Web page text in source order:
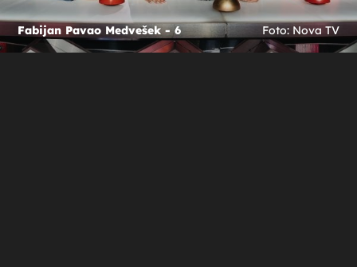
Fabijan Pavao Medvešek - 6 Foto: Nova TV